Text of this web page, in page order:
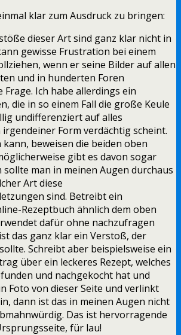
klar zum Ausdruck zu bringen:
dieser Art sind ganz klar nicht in
gewisse Frustration bei einem
wenn er seine Bilder auf allen
und in hunderten Foren
Frage. Ich habe allerdings ein
die in so einem Fall die große Keule
undifferenziert auf alles
Form verdächtig scheint.
beweisen die beiden oben
gibt es davon sogar
sollte man in meinen Augen durchaus
Art diese
sind. Betreibt ein
Rezeptbuch ähnlich dem oben
dafür ohne nachzufragen
das ganz klar ein Verstoß, der
Schreibt aber beispielsweise ein
über ein leckeres Rezept, welches
und nachgekocht hat und
Foto von dieser Seite und verlinkt
dann ist das in meinen Augen nicht
Das ist hervorragende
für lau!